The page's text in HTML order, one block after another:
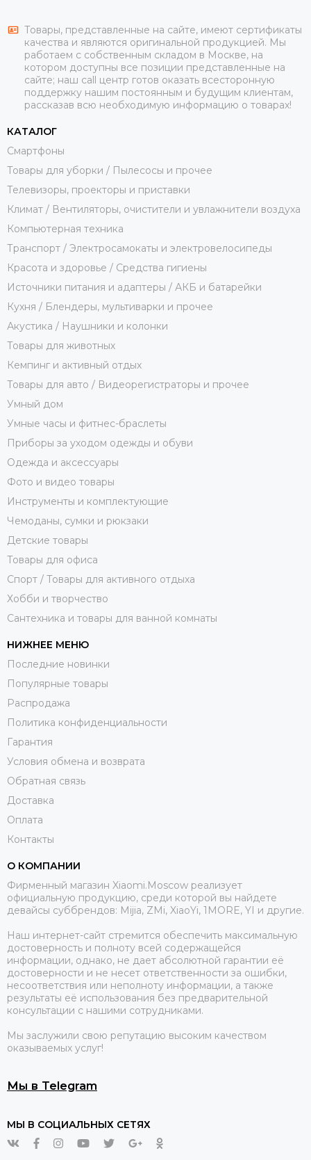
Товары, представленные на сайте, имеют сертификаты
качества и являются оригинальной продукцией. Мы
работаем с собственным складом в Москве, на
котором доступны все позиции представленные на
сайте; наш call центр готов оказать всесторонную
поддержку нашим постоянным и будущим клиентам,
рассказав всю необходимую информацию о товарах!
КАТАЛОГ
Смартфоны
Товары для уборки / Пылесосы и прочее
Телевизоры, проекторы и приставки
Климат / Вентиляторы, очистители и увлажнители воздуха
Компьютерная техника
Транспорт / Электросамокаты и электровелосипеды
Красота и здоровье / Средства гигиены
Источники питания и адаптеры / АКБ и батарейки
Кухня / Блендеры, мультиварки и прочее
Акустика / Наушники и колонки
Товары для животных
Кемпинг и активный отдых
Товары для авто / Видеорегистраторы и прочее
Умный дом
Умные часы и фитнес-браслеты
Приборы за уходом одежды и обуви
Одежда и аксессуары
Фото и видео товары
Инструменты и комплектующие
Чемоданы, сумки и рюкзаки
Детские товары
Товары для офиса
Спорт / Товары для активного отдыха
Хобби и творчество
Сантехника и товары для ванной комнаты
НИЖНЕЕ МЕНЮ
Последние новинки
Популярные товары
Распродажа
Политика конфиденциальности
Гарантия
Условия обмена и возврата
Обратная связь
Доставка
Оплата
Контакты
О КОМПАНИИ
Фирменный магазин Xiaomi.Moscow реализует
официальную продукцию, среди которой вы найдете
девайсы суббрендов: Mijia, ZMi, XiaoYi, 1MORE, YI и другие.
Наш интернет-сайт стремится обеспечить максимальную
достоверность и полноту всей содержащейся
информации, однако, не дает абсолютной гарантии её
достоверности и не несет ответственности за ошибки,
несоответствия или неполноту информации, а также
результаты её использования без предварительной
консультации с нашими сотрудниками.
Мы заслужили свою репутацию высоким качеством
оказываемых услуг!
Мы в Telegram
МЫ В СОЦИАЛЬНЫХ СЕТЯХ